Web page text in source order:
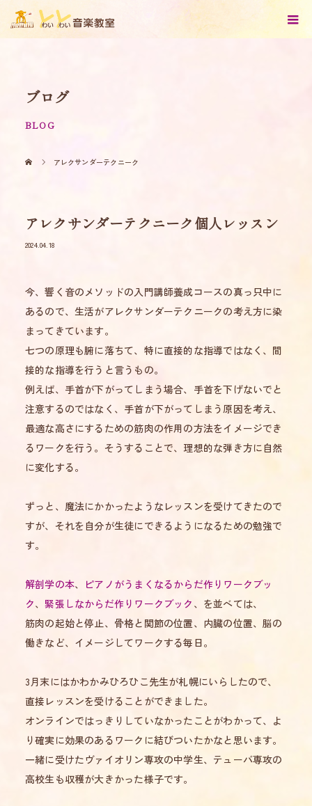
ブログ
BLOG
アレクサンダーテクニーク
アレクサンダーテクニーク個人レッスン
2024.04.18
今、響く音のメソッドの入門講師養成コースの真っ只中に
あるので、生活がアレクサンダーテクニークの考え方に染
まってきています。
七つの原理も腑に落ちて、特に直接的な指導ではなく、間
接的な指導を行うと言うもの。
例えば、手首が下がってしまう場合、手首を下げないでと
注意するのではなく、手首が下がってしまう原因を考え、
最適な高さにするための筋肉の作用の方法をイメージでき
るワークを行う。そうすることで、理想的な弾き方に自然
に変化する。
ずっと、魔法にかかったようなレッスンを受けてきたので
すが、それを自分が生徒にできるようになるための勉強で
す。
解剖学の本、 ピアノがうまくなるからだ作りワークブッ
ク、緊張しなからだ作りワークブック 、を並べては、
筋肉の起始と停止、骨格と関節の位置、内臓の位置、脳の
働きなど、イメージしてワークする毎日。
3月末にはかわかみひろひこ先生が札幌にいらしたので、
直接レッスンを受けることができました。
オンラインではっきりしていなかったことがわかって、よ
り確実に効果のあるワークに結びついたかなと思います。
一緒に受けたヴァイオリン専攻の中学生、テューバ専攻の
高校生も収穫が大きかった様子です。